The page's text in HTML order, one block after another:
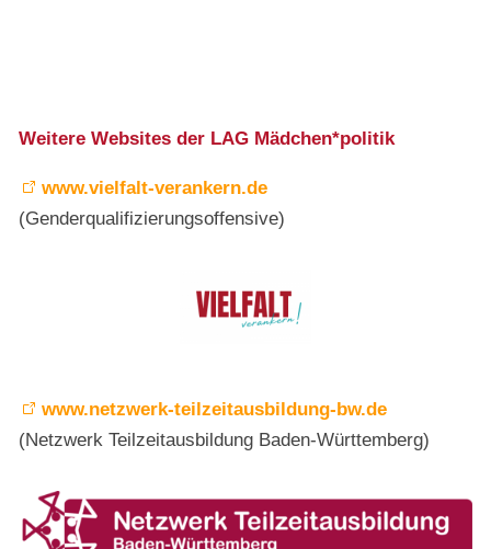
Weitere Websites der LAG Mädchen*politik
www.vielfalt-verankern.de
(Genderqualifizierungsoffensive)
www.netzwerk-teilzeitausbildung-bw.de
(Netzwerk Teilzeitausbildung Baden-Württemberg)